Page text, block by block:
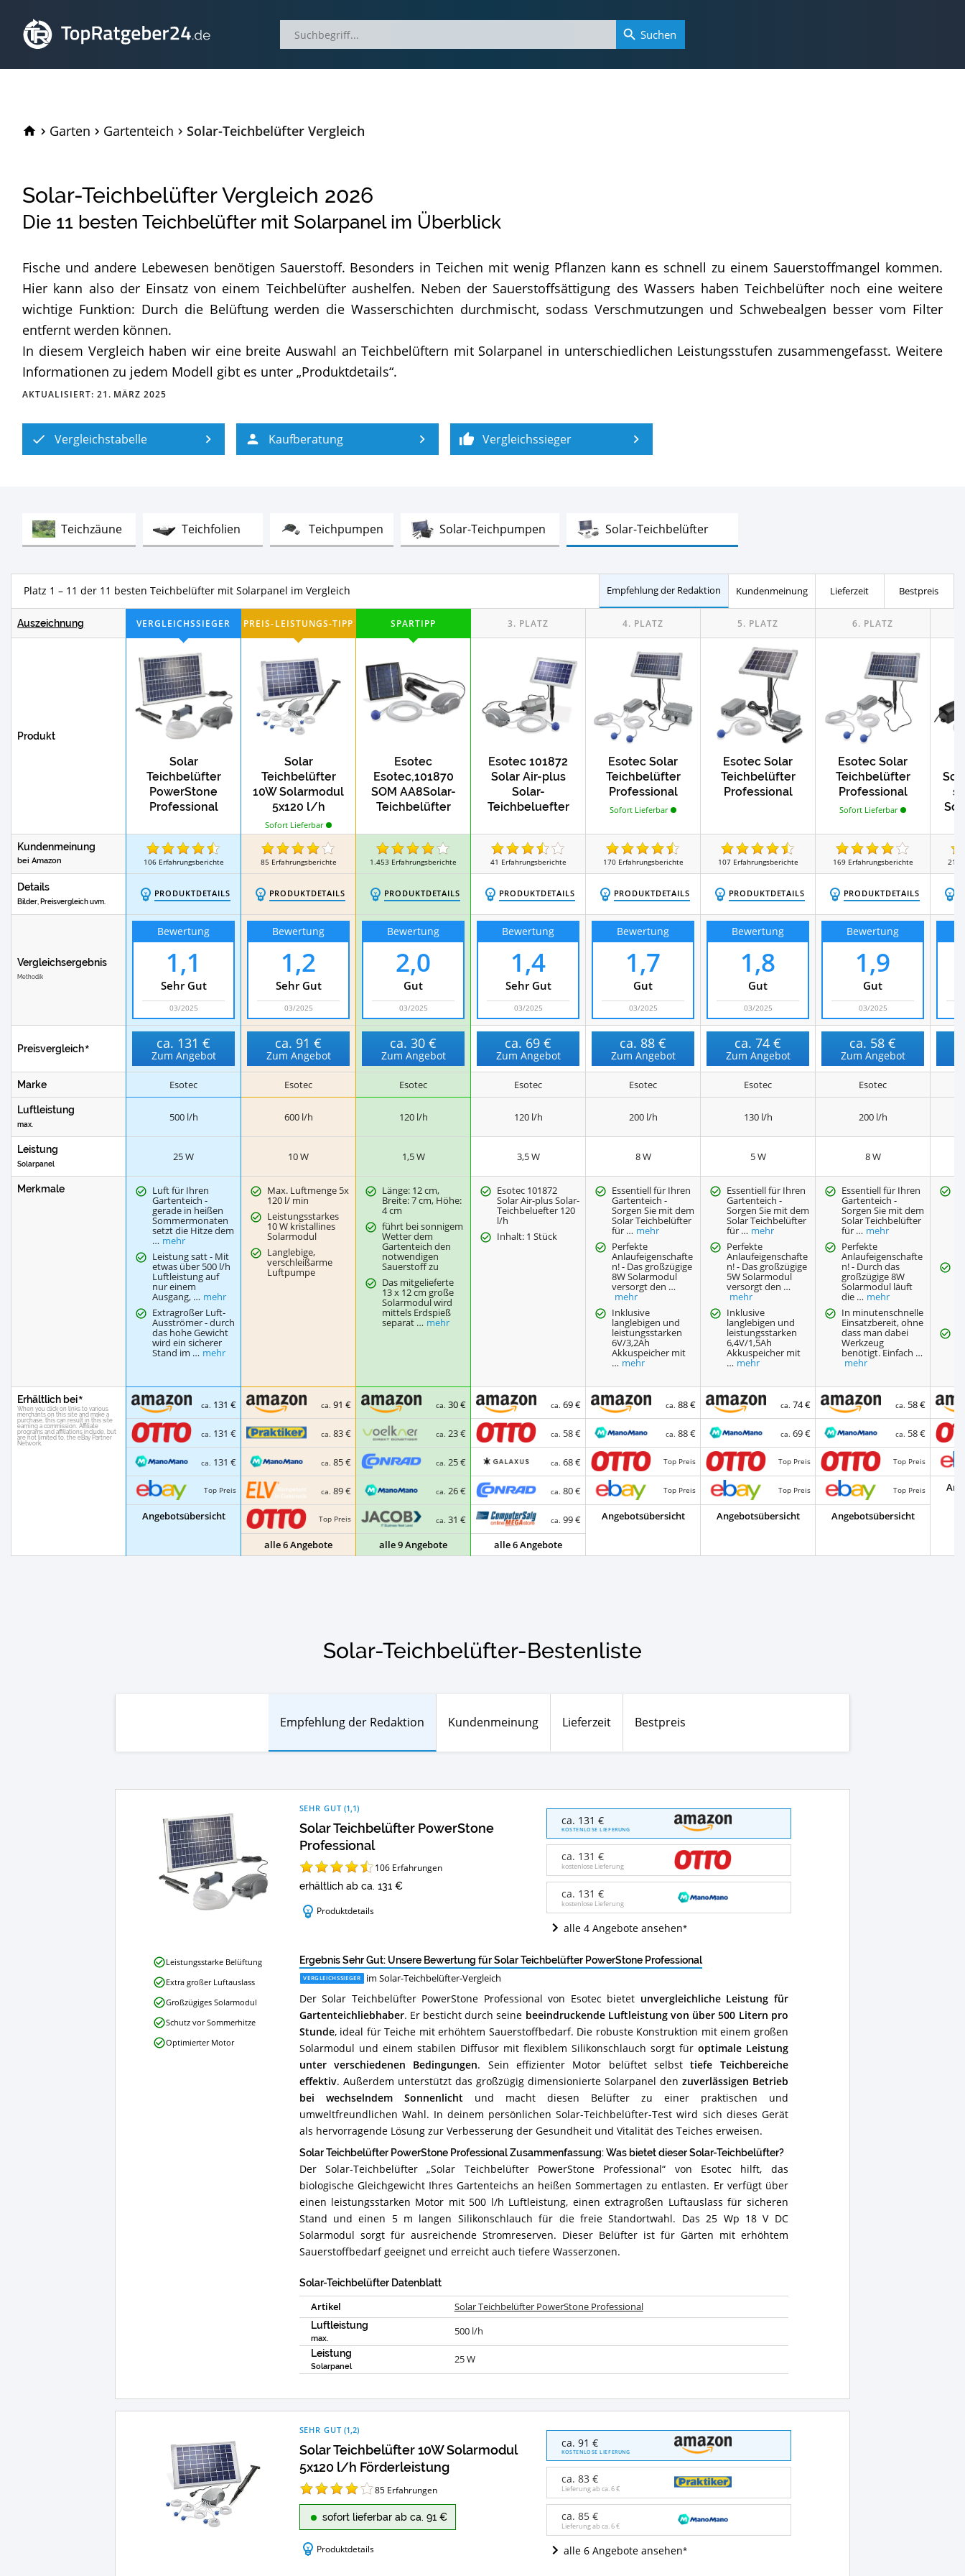
TopRatgeber24.de
Garten Gartenteich Solar-Teichbelüfter Vergleich
Solar-Teichbelüfter Vergleich 2026
Die 11 besten Teichbelüfter mit Solarpanel im Überblick
Fische und andere Lebewesen benötigen Sauerstoff. Besonders in Teichen mit wenig Pflanzen kann es schnell zu einem Sauerstoffmangel kommen.
Hier kann also der Einsatz von einem Teichbelüfter aushelfen. Neben der Sauerstoffsättigung des Wassers haben Teichbelüfter noch eine weitere
wichtige Funktion: Durch die Belüftung werden die Wasserschichten durchmischt, sodass Verschmutzungen und Schwebealgen besser vom Filter
entfernt werden können.
In diesem Vergleich haben wir eine breite Auswahl an Teichbelüftern mit Solarpanel in unterschiedlichen Leistungsstufen zusammengefasst. Weitere
Informationen zu jedem Modell gibt es unter „Produktdetails“.
AKTUALISIERT: 21. MÄRZ 2025
Vergleichstabelle Kaufberatung Vergleichssieger
TeichzäuneTest Teichfolien Teichpumpen Solar-Teichpumpen Solar-TeichbelüfterTest
Platz 1 – 7 der 11 besten Teichbelüfter mit Solarpanel im Vergleich Empfehlung der Redaktion Kundenmeinung Lieferzeit Bestpreis
Auszeichnung
Produkt
Solar
Teichbelüfter
PowerStone
Professional
Solar
Teichbelüfter
10W Solarmodul
5x120 l/h
Förderleistung
Sofort Lieferbar
Esotec
Esotec,101870
SOM AA8Solar-
Teichbelüfter
Esotec 101872
Solar Air-plus
Solar-
Teichbeluefter
Esotec Solar
Teichbelüfter
Professional
Sofort Lieferbar
Esotec Solar
Teichbelüfter
Professional
Esotec Solar
Teichbelüfter
Professional
Sofort Lieferbar
s
Kundenmeinung
bei Amazon 106 Erfahrungsberichte 85 Erfahrungsberichte 1.453 Erfahrungsberichte 41 Erfahrungsberichte 170 Erfahrungsberichte 107 Erfahrungsberichte 169 Erfahrungsberichte 212
Details
Bilder, Preisvergleich uvm.
PRODUKTDETAILS PRODUKTDETAILS PRODUKTDETAILS PRODUKTDETAILS PRODUKTDETAILS PRODUKTDETAILS PRODUKTDETAILS
Vergleichsergebnis
Methodik
Bewertung
1,1
Sehr Gut
03/2025
Bewertung
1,2
Sehr Gut
03/2025
Bewertung
2,0
Gut
03/2025
Bewertung
1,4
Sehr Gut
03/2025
Bewertung
1,7
Gut
03/2025
Bewertung
1,8
Gut
03/2025
Bewertung
1,9
Gut
03/2025
Preisvergleich ca. 131 €
Zum Angebot
ca. 91 €
Zum Angebot
ca.30 €
Zum Angebot
ca. 69 €
Zum Angebot
ca. 88 €
Zum Angebot
ca.74 €
Zum Angebot
ca. 58 €
Zum Angebot
Marke Esotec Esotec Esotec Esotec Esotec Esotec Esotec
Luftleistung
max.
500 l/h 600 l/h 120 l/h 120 l/h 200 l/h 130 l/h 200 l/h
Leistung
Solarpanel
25 W 10 W 1,5 W 3,5 W 8 W 5 W 8 W
Merkmale Luft für Ihren
Gartenteich -
gerade in heißen
Sommermonaten
setzt die Hitze dem
… mehr
Leistung satt - Mit
etwas über 500 l/h
Luftleistung auf
nur einem
Ausgang, … mehr
Extragroßer Luft-
Ausströmer - durch
das hohe Gewicht
wird ein sicherer
Stand im … mehr
Max. Luftmenge 5x
120 l/ min
Leistungsstarkes
10 W kristallines
Solarmodul
Langlebige,
verschleißarme
Luftpumpe
Länge: 12 cm,
Breite: 7 cm, Höhe:
4 cm
führt bei sonnigem
Wetter dem
Gartenteich den
notwendigen
Sauerstoff zu
Das mitgelieferte
13 x 12 cm große
Solarmodul wird
mittels Erdspieß
separat … mehr
Esotec 101872
Solar Air-plus Solar-
Teichbeluefter 120
l/h
Inhalt: 1 Stück
Essentiell für Ihren
Gartenteich -
Sorgen Sie mit dem
Solar Teichbelüfter
für … mehr
Perfekte
Anlaufeigenschafte
n! - Das großzügige
8W Solarmodul
versorgt den …
mehr
Inklusive
langlebigen und
leistungsstarken
6V/3,2Ah
Akkuspeicher mit
… mehr
Essentiell für Ihren
Gartenteich -
Sorgen Sie mit dem
Solar Teichbelüfter
für … mehr
Perfekte
Anlaufeigenschafte
n! - Das großzügige
5W Solarmodul
versorgt den …
mehr
Inklusive
langlebigen und
leistungsstarken
6,4V/1,5Ah
Akkuspeicher mit
… mehr
Essentiell für Ihren
Gartenteich -
Sorgen Sie mit dem
Solar Teichbelüfter
für … mehr
Perfekte
Anlaufeigenschafte
n! - Durch das
großzügige 8W
Solarmodul läuft
die … mehr
In minutenschnelle
Einsatzbereit, ohne
dass man dabei
Werkzeug
benötigt. Einfach …
mehr
Erhältlich bei ca. 131 €
ca. 131 €
ca. 131 €
Top Preis
Angebotsübersicht
ca.91 €
ca.83 €
ca.85 €
ca.89 €
Top Preis
alle 6 Angebote
ca.30 €
ca. 23 €
ca. 25 €
ca. 26 €
ca.31 €
alle 9 Angebote
ca.69 €
ca. 58 €
ca.68 €
ca.80 €
ca.99 €
alle 6 Angebote
ca.88 €
ca.88 €
Top Preis
Top Preis
Angebotsübersicht
ca.74 €
ca.69 €
Top Preis
Top Preis
Angebotsübersicht
ca. 58 €
ca. 58 €
Top Preis
Top Preis
Angebotsübersicht
Solar-Teichbelüfter-Bestenliste
Empfehlung der Redaktion Kundenmeinung Bestpreis
Solar Teichbelüfter PowerStone
Professional
Erfahrungen
Solar
Teichbelüfter
PowerStone
Professional
Angebote:
dieser
Solar-
erhältlich?
ca. 131 €
ca. 131 €
kostenlose Lieferung
ca. 131 €
kostenlose Lieferung
Ergebnis Sehr Gut: Unsere Bewertung für Solar Teichbelüfter PowerStone Professional
Der Solar Teichbelüfter PowerStone Professional von Esotec bietetunvergleichliche Leistung für
Gartenteichliebhaber. Er besticht durch seinebeeindruckende Luftleistung von über 500 Litern pro
Stunde, ideal für Teiche mit erhöhtem Sauerstoffbedarf. Die robuste Konstruktion mit einem großen
Solarmodul und einem stabilen Diffusor mit flexiblem Silikonschlauch sorgt füroptimale Leistung
unter verschiedenen Bedingungen. Sein effizienter Motor belüftet selbsttiefe Teichbereiche
effektiv. Außerdem unterstützt das großzügig dimensionierte Solarpanel denzuverlässigen Betrieb
bei wechselndem Sonnenlichtund macht diesen Belüfter zu einer praktischen und
umweltfreundlichen Wahl. In deinem persönlichen Solar-Teichbelüfter-Test wird sich dieses Gerät
Solar Teichbelüfter PowerStone Professional Zusammenfassung: Was bietet dieser Solar-Teichbelüfter?
Der Solar-Teichbelüfter „Solar Teichbelüfter PowerStone Professional“ von Esotec hilft, das
biologische Gleichgewicht Ihres Gartenteichs an heißen Sommertagen zu entlasten. Er verfügt über
einen leistungsstarken Motor mit 500 l/h Luftleistung, einen extragroßen Luftauslass für sicheren
Stand und einen 5 m langen Silikonschlauch für die freie Standortwahl. Das 25 Wp 18 V DC
Solarmodul sorgt für ausreichende Stromreserven. Dieser Belüfter ist für Gärten mit erhöhtem
Solar-Teichbelüfter Datenblatt
Artikel Solar Teichbelüfter PowerStone Professional
Luftleistung
max.
500 l/h
Leistung 25 W
Teichbelüfter
PowerStone
Professional
Solar Teichbelüfter 10W Solarmodul
5x120 l/h Förderleistung
85Erfahrungen
sofort lieferbar ab ca. 91 €
Solar
Teichbelüfter
Solarmodul
5x120
Förderleistung
Angebote:
Wo
ca. 91 €
ca. 83 €
Lieferung ab ca.6 €
ca. 85 €
Lieferung ab ca.6 €
Suchen